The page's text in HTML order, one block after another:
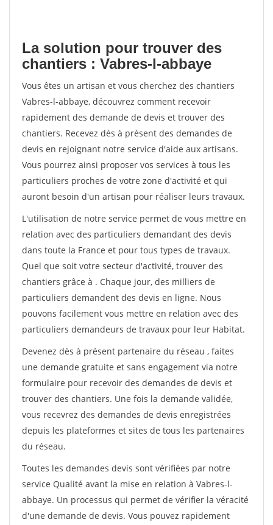
La solution pour trouver des
chantiers : Vabres-l-abbaye
Vous êtes un artisan et vous cherchez des chantiers
Vabres-l-abbaye, découvrez comment recevoir
rapidement des demande de devis et trouver des
chantiers. Recevez dès à présent des demandes de
devis en rejoignant notre service d'aide aux artisans.
Vous pourrez ainsi proposer vos services à tous les
particuliers proches de votre zone d'activité et qui
auront besoin d'un artisan pour réaliser leurs travaux.
L'utilisation de notre service permet de vous mettre en
relation avec des particuliers demandant des devis
dans toute la France et pour tous types de travaux.
Quel que soit votre secteur d'activité, trouver des
chantiers grâce à . Chaque jour, des milliers de
particuliers demandent des devis en ligne. Nous
pouvons facilement vous mettre en relation avec des
particuliers demandeurs de travaux pour leur Habitat.
Devenez dès à présent partenaire du réseau , faites
une demande gratuite et sans engagement via notre
formulaire pour recevoir des demandes de devis et
trouver des chantiers. Une fois la demande validée,
vous recevrez des demandes de devis enregistrées
depuis les plateformes et sites de tous les partenaires
du réseau.
Toutes les demandes devis sont vérifiées par notre
service Qualité avant la mise en relation à Vabres-l-
abbaye. Un processus qui permet de vérifier la véracité
d'une demande de devis. Vous pouvez rapidement